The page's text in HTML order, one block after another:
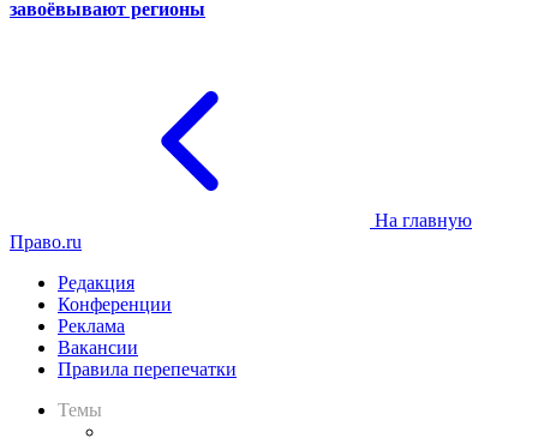
завоёвывают регионы
На главную
Право.ru
Редакция
Конференции
Реклама
Вакансии
Правила перепечатки
Темы